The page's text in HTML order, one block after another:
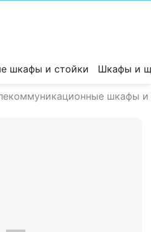
шкафы и стойки Шкафы и
шкафы и